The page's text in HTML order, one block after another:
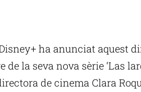
ha anunciat aquest
la seva nova sèrie ‘Las
de cinema Clara